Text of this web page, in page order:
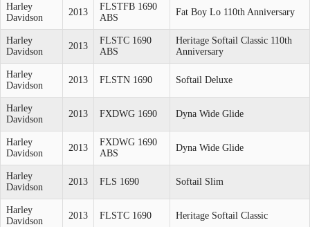
Harley
Davidson
2013
FLSTFB 1690
ABS
Fat Boy Lo 110th Anniversary
Harley
Davidson
2013
FLSTC 1690
ABS
Heritage Softail Classic 110th
Anniversary
Harley
Davidson
2013 FLSTN 1690 Softail Deluxe
Harley
Davidson
2013 FXDWG 1690 Dyna Wide Glide
Harley
Davidson
2013
FXDWG 1690
ABS
Dyna Wide Glide
Harley
Davidson
2013 FLS 1690 Softail Slim
Harley
Davidson
2013 FLSTC 1690 Heritage Softail Classic